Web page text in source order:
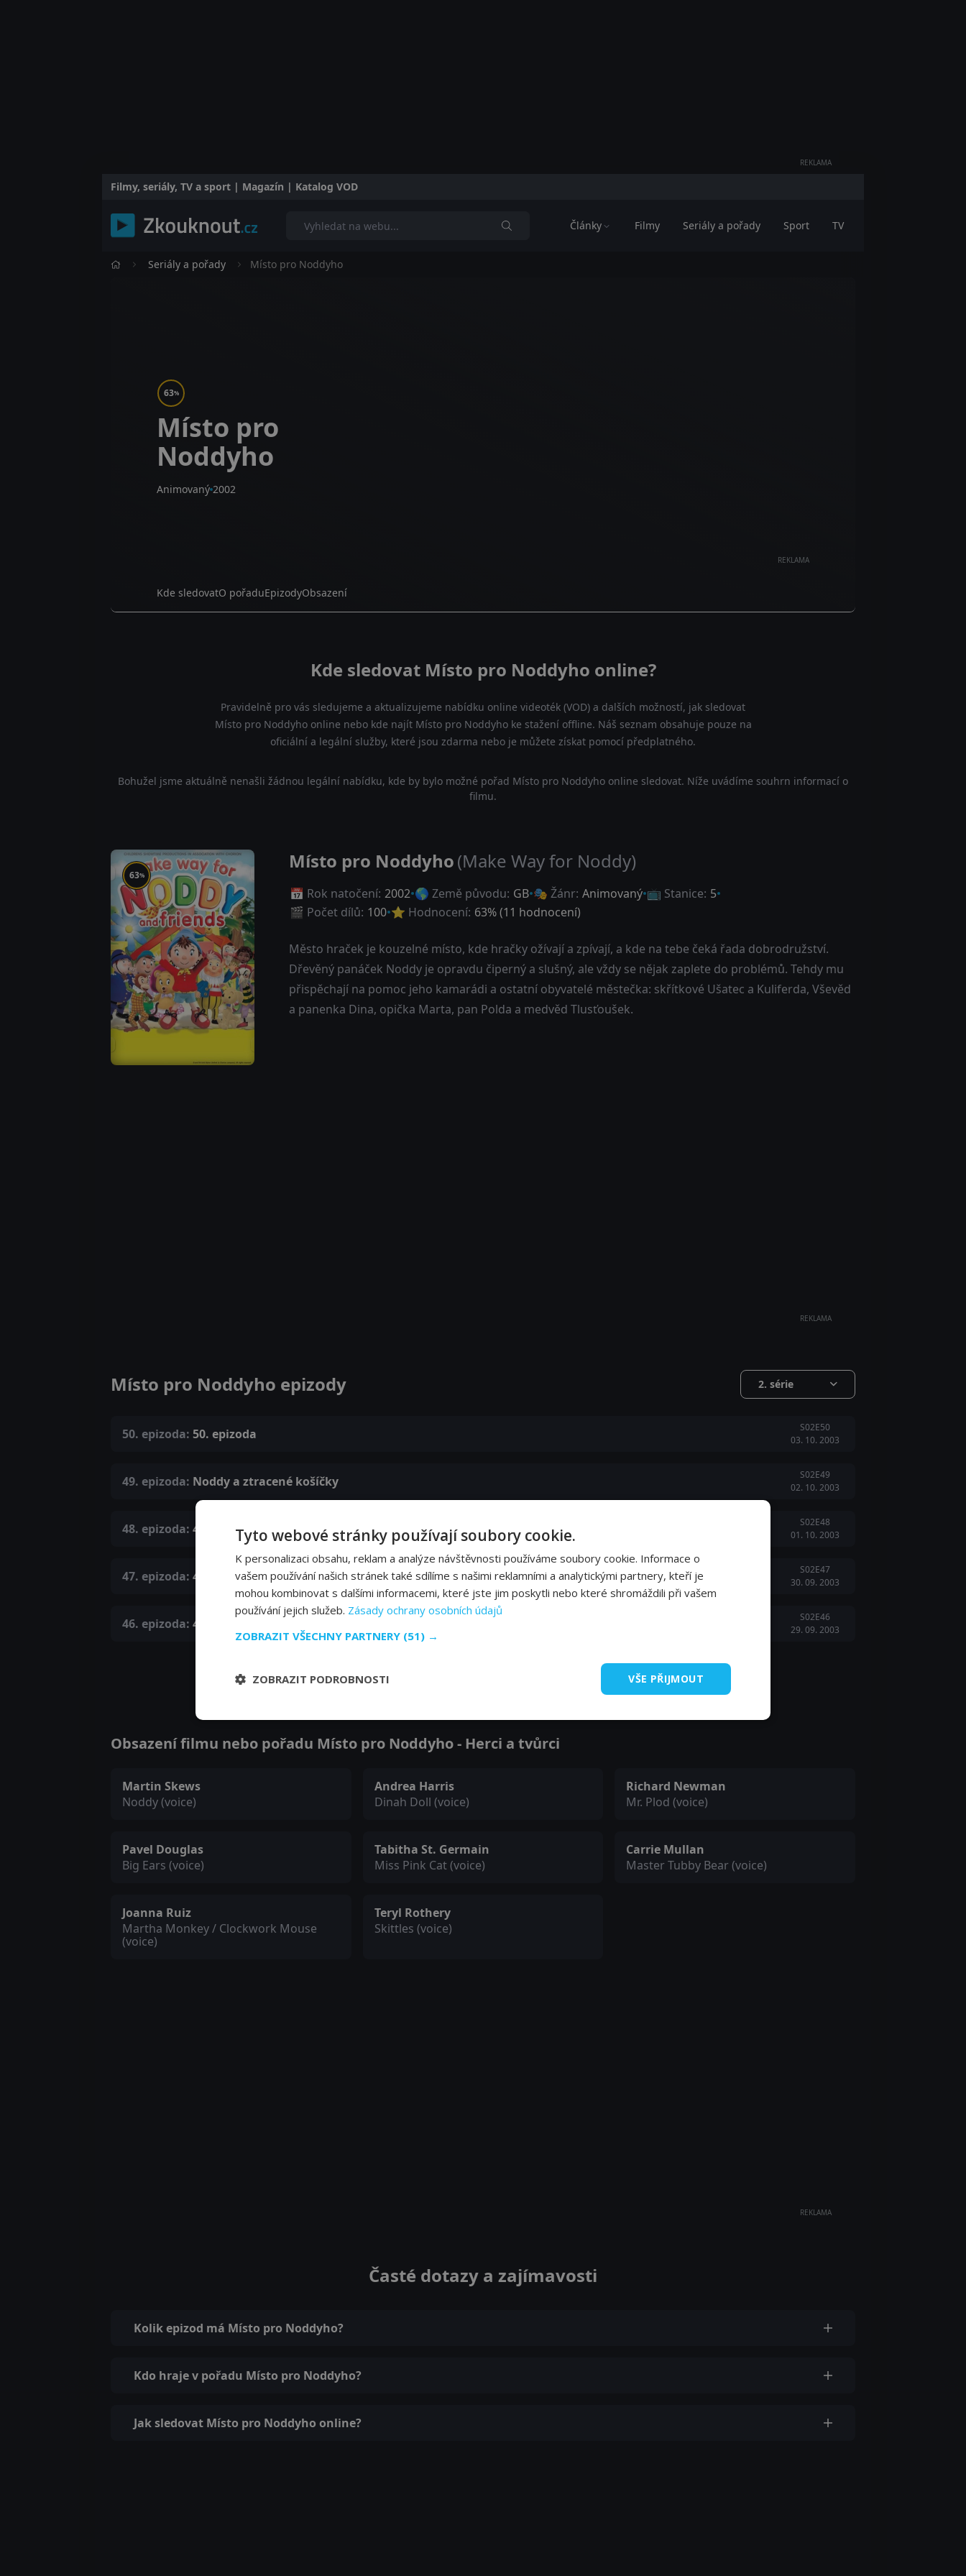
REKLAMA
Filmy, seriály, TV a sport | Magazín | Katalog VOD
Články Filmy Seriály a pořady Sport TV
Seriály a pořady Místo pro Noddyho
REKLAMA
63%
Místo pro
Noddyho
Animovaný 2002
Kde sledovatO pořaduEpizodyObsazení
Kde sledovat Místo pro Noddyho online?
Pravidelně pro vás sledujeme a aktualizujeme nabídku online videoték (VOD) a dalších možností, jak sledovat
Místo pro Noddyho online nebo kde najít Místo pro Noddyho ke stažení offline. Náš seznam obsahuje pouze na
oficiální a legální služby, které jsou zdarma nebo je můžete získat pomocí předplatného.
Bohužel jsme aktuálně nenašli žádnou legální nabídku, kde by bylo možné pořad Místo pro Noddyho online sledovat. Níže uvádíme souhrn informací o
filmu.
63%
Místo pro Noddyho(Make Way for Noddy)
📅 Rok natočení: 2002 🌎 Země původu: GB 🎭 Žánr: Animovaný 📺 Stanice: 5
🎬 Počet dílů: 100 ⭐ Hodnocení: 63% (11 hodnocení)
Město hraček je kouzelné místo, kde hračky ožívají a zpívají, a kde na tebe čeká řada dobrodružství.
Dřevěný panáček Noddy je opravdu čiperný a slušný, ale vždy se nějak zaplete do problémů. Tehdy mu
přispěchají na pomoc jeho kamarádi a ostatní obyvatelé městečka: skřítkové Ušatec a Kuliferda, Vševěd
a panenka Dina, opička Marta, pan Polda a medvěd Tlusťoušek.
REKLAMA
Místo pro Noddyho epizody 2. série
50. epizoda: 50. epizoda
S02E50
03. 10. 2003
49. epizoda: Noddy a ztracené košíčky
S02E49
02. 10. 2003
48. epizoda: 48. epizoda
S02E48
01. 10. 2003
47. epizoda: 47. epizoda
S02E47
30. 09. 2003
46. epizoda: 46. epizoda
S02E46
29. 09. 2003
Obsazení filmu nebo pořadu Místo pro Noddyho - Herci a tvůrci
Martin Skews
Noddy (voice)
Andrea Harris
Dinah Doll (voice)
Richard Newman
Mr. Plod (voice)
Pavel Douglas
Big Ears (voice)
Tabitha St. Germain
Miss Pink Cat (voice)
Carrie Mullan
Master Tubby Bear (voice)
Joanna Ruiz
Martha Monkey / Clockwork Mouse
(voice)
Teryl Rothery
Skittles (voice)
REKLAMA
Časté dotazy a zajímavosti
Kolik epizod má Místo pro Noddyho?
Kdo hraje v pořadu Místo pro Noddyho?
Jak sledovat Místo pro Noddyho online?
Tyto webové stránky používají soubory cookie.
K personalizaci obsahu, reklam a analýze návštěvnosti používáme soubory cookie. Informace o
vašem používání našich stránek také sdílíme s našimi reklamními a analytickými partnery, kteří je
mohou kombinovat s dalšími informacemi, které jste jim poskytli nebo které shromáždili při vašem
používání jejich služeb. Zásady ochrany osobních údajů
ZOBRAZIT VŠECHNY PARTNERY (51) →
VŠE PŘIJMOUT
ZOBRAZIT PODROBNOSTI